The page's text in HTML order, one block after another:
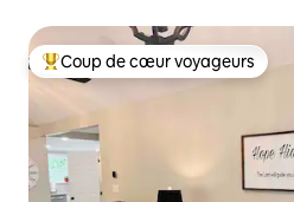
Coups de cœur voyageurs les
Coup de cœur voyageurs